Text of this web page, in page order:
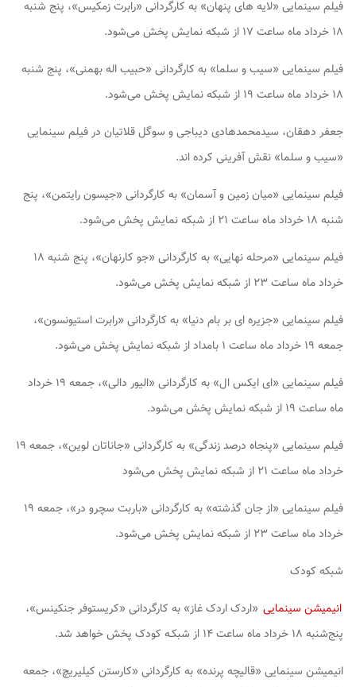
فیلم سینمایی «لایه های پنهان» به کارگردانی «رابرت زمکیس»، پنج شنبه
۱۸ خرداد ماه ساعت ۱۷ از شبکه نمایش پخش می‌شود.
فیلم سینمایی «سیب و سلما» به کارگردانی «حبیب اله بهمنی»، پنج شنبه
۱۸ خرداد ماه ساعت ۱۹ از شبکه نمایش پخش می‌شود.
جعفر دهقان، سیدمحمدهادی دیباجی و سوگل قلاتیان در فیلم سینمایی
«سیب و سلما» نقش آفرینی کرده اند.
فیلم سینمایی «میان زمین و آسمان» به کارگردانی «جیسون رایتمن»، پنج
شنبه ۱۸ خرداد ماه ساعت ۲۱ از شبکه نمایش پخش می‌شود.
فیلم سینمایی «مرحله نهایی» به کارگردانی «جو کارنهان»، پنج شنبه ۱۸
خرداد ماه ساعت ۲۳ از شبکه نمایش پخش می‌شود.
فیلم سینمایی «جزیره ای بر بام دنیا» به کارگردانی «رابرت استیونسون»،
جمعه ۱۹ خرداد ماه ساعت ۱ بامداد از شبکه نمایش پخش می‌شود.
فیلم سینمایی «ای ایکس ال» به کارگردانی «الیور دالی»، جمعه ۱۹ خرداد
ماه ساعت ۱۹ از شبکه نمایش پخش می‌شود.
فیلم سینمایی «پنجاه درصد زندگی» به کارگردانی «جاناتان لوین»، جمعه ۱۹
خرداد ماه ساعت ۲۱ از شبکه نمایش پخش می‌شود
فیلم سینمایی «از جان گذشته» به کارگردانی «باربت سچرو در»، جمعه ۱۹
خرداد ماه ساعت ۲۳ از شبکه نمایش پخش می‌شود.
شبکه کودک
انیمیشن سینمایی «اردک اردک غاز» به کارگردانی «کریستوفر جنکینس»،
پنج‌شنبه ۱۸ خرداد ماه ساعت ۱۴ از شبکـه کودک پخش خواهد شد.
انیمیشن سینمایی «قالیچه پرنده» به کارگردانی «کارستن کیلیریچ»، جمعه